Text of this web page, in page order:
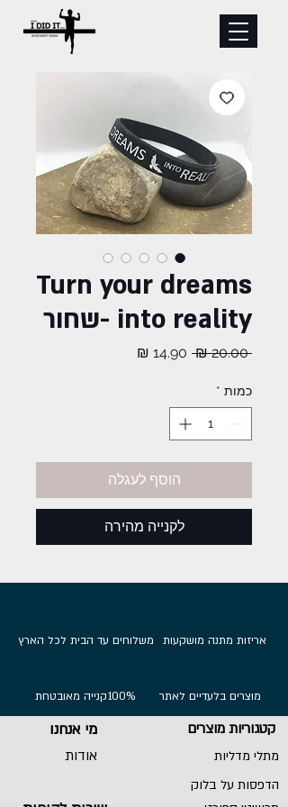
Turn your dreams
into reality -שחור
‏20.00 ‏₪
מחיר
כמות *
הוסף לעגלה
לקנייה מהירה
מי אנחנו
אודות
קטגוריות מוצרים
מתלי מדליות
הדפסות על בלוק
משלוחים עד הבית לכל הארץ
קנייה מאובטחת
100%
אריזות מתנה מושקעות
מוצרים בלעדיים לאתר